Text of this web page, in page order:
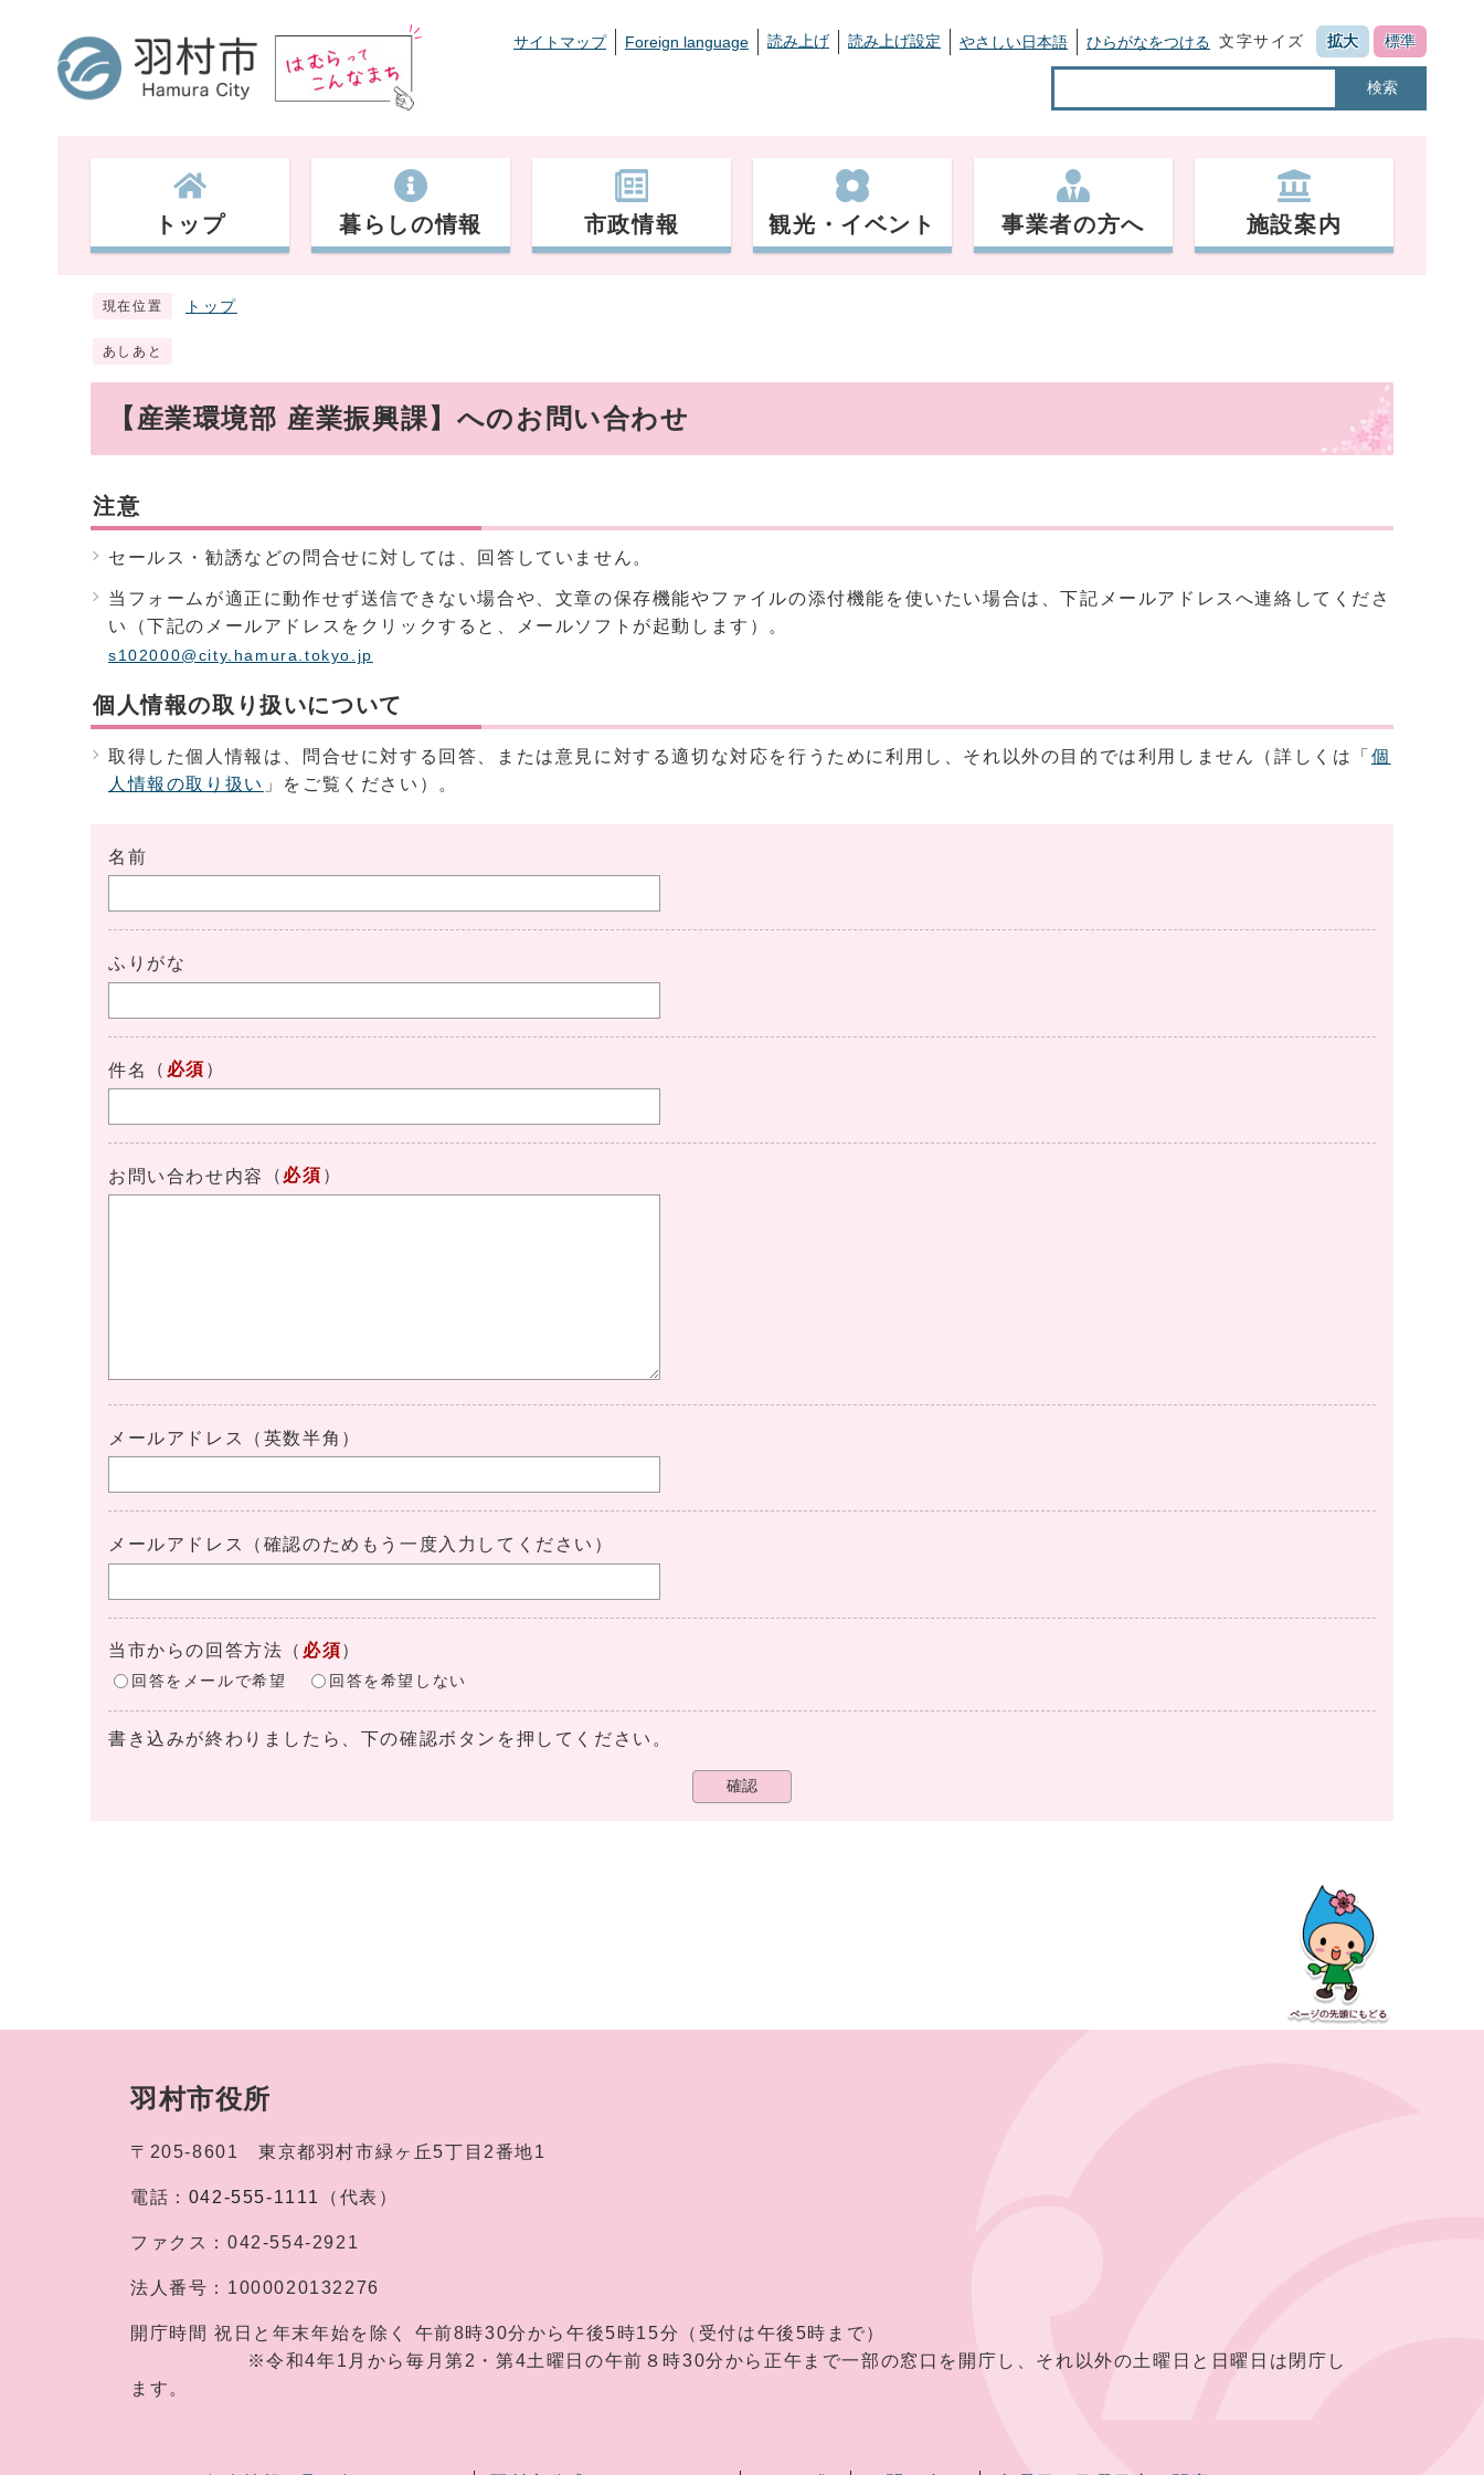
サイトマップ Foreign language 読み上げ 読み上げ設定 やさしい日本語 ひらがなをつける 文字サイズ 拡大 標準
検索
トップ 暮らしの情報 市政情報 観光・イベント 事業者の方へ 施設案内
現在位置 トップ
あしあと
【産業環境部 産業振興課】へのお問い合わせ
注意
セールス・勧誘などの問合せに対しては、回答していません。
当フォームが適正に動作せず送信できない場合や、文章の保存機能やファイルの添付機能を使いたい場合は、下記メールアドレスへ連絡してくださ
い（下記のメールアドレスをクリックすると、メールソフトが起動します）。
s102000@city.hamura.tokyo.jp
個人情報の取り扱いについて
取得した個人情報は、問合せに対する回答、または意見に対する適切な対応を行うために利用し、それ以外の目的では利用しません（詳しくは「 個
人情報の取り扱い 」をご覧ください）。
名前
ふりがな
件名 （ 必須 ）
お問い合わせ内容 （ 必須 ）
メールアドレス（英数半角）
メールアドレス（確認のためもう一度入力してください）
当市からの回答方法 （ 必須）
回答をメールで希望 回答を希望しない
書き込みが終わりましたら、下の確認ボタンを押してください。
確認
羽村市役所
〒205-8601 東京都羽村市緑ヶ丘5丁目2番地1
電話： 042-555-1111 （代表）
ファクス： 042-554-2921
法人番号： 1000020132276
開庁時間 祝日と年末年始を除く 午前8時30分から午後5時15分（受付は午後5時まで）
※令和4年1月から毎月第2・第4土曜日の午前８時30分から正午まで一部の窓口を開庁し、それ以外の土曜日と日曜日は閉庁し
ます。